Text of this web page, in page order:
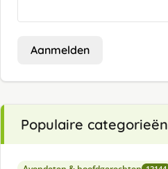
Aanmelden
Populaire categorieën